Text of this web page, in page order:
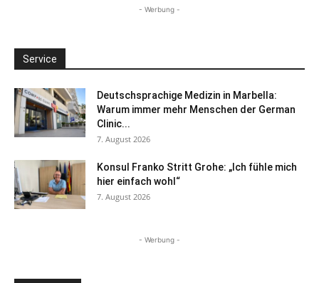
- Werbung -
Service
Deutschsprachige Medizin in Marbella:
Warum immer mehr Menschen der German
Clinic...
7. August 2026
Konsul Franko Stritt Grohe: „Ich fühle mich
hier einfach wohl“
7. August 2026
- Werbung -